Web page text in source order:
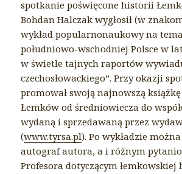
spotkanie poświęcone historii
Bohdan Halczak wygłosił (w
wykład popularnonaukowy na
południowo-wschodniej Polsce w
w świetle tajnych raportów
czechosłowackiego”. Przy okazji
promował swoją najnowszą
Łemków od średniowiecza do
wydaną i sprzedawaną przez
(www.tyrsa.pl). Po wykładzie
autograf autora, a i różnym
Profesora dotyczącym